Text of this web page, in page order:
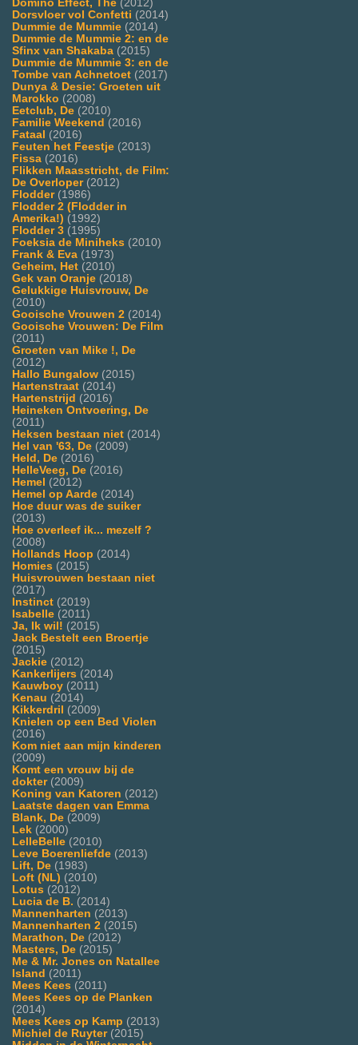
Domino Effect, The (2012)
Dorsvloer vol Confetti (2014)
Dummie de Mummie (2014)
Dummie de Mummie 2: en de
Sfinx van Shakaba (2015)
Dummie de Mummie 3: en de
Tombe van Achnetoet (2017)
Dunya & Desie: Groeten uit
Marokko (2008)
Eetclub, De (2010)
Familie Weekend (2016)
Fataal (2016)
Feuten het Feestje (2013)
Fissa (2016)
Flikken Maasstricht, de Film:
De Overloper(2012)
Flodder(1986)
Flodder 2 (Flodder in
Amerika!) (1992)
Flodder 3 (1995)
Foeksia de Miniheks (2010)
Frank & Eva (1973)
Geheim, Het (2010)
Gek van Oranje (2018)
Gelukkige Huisvrouw, De
(2010)
Gooische Vrouwen 2 (2014)
Gooische Vrouwen: De Film
(2011)
Groeten van Mike !, De
(2012)
Hallo Bungalow (2015)
Hartenstraat (2014)
Hartenstrijd (2016)
Heineken Ontvoering, De
(2011)
Heksen bestaan niet (2014)
Hel van '63, De (2009)
Held, De (2016)
HelleVeeg, De (2016)
Hemel (2012)
Hemel op Aarde (2014)
Hoe duur was de suiker
(2013)
Hoe overleef ik... mezelf ?
(2008)
Hollands Hoop (2014)
Homies (2015)
Huisvrouwen bestaan niet
(2017)
Instinct (2019)
Isabelle (2011)
Ja, Ik wil! (2015)
Jack Bestelt een Broertje
(2015)
Jackie (2012)
Kankerlijers (2014)
Kauwboy (2011)
Kenau (2014)
Kikkerdril (2009)
Knielen op een Bed Violen
(2016)
Kom niet aan mijn kinderen
(2009)
Komt een vrouw bij de
dokter(2009)
Koning van Katoren (2012)
Laatste dagen van Emma
Blank, De (2009)
Lek (2000)
LelleBelle (2010)
Leve Boerenliefde (2013)
Lift, De (1983)
Loft (NL) (2010)
Lotus (2012)
Lucia de B. (2014)
Mannenharten (2013)
Mannenharten 2 (2015)
Marathon, De (2012)
Masters, De (2015)
Me & Mr. Jones on Natallee
Island (2011)
Mees Kees (2011)
Mees Kees op de Planken
(2014)
Mees Kees op Kamp (2013)
Michiel de Ruyter(2015)